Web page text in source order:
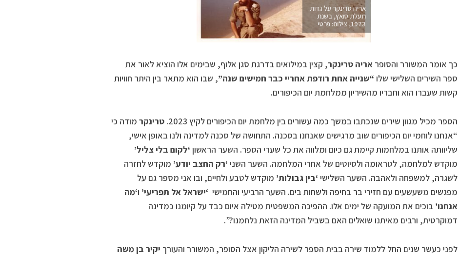
אריה טרינקר על גדות
תעלת סואץ, בשנת
1973, צילום: פרטי
כך אומר המשורר והסופר אריה טרינקר, קצין במילואים בדרגת סגן אלוף, שבימים אלו הוציא לאור את
ספר השירים השלישי שלו “שנייה אחת רודפת אחריי כבר חמישים שנה”, שבו הוא מתאר בין היתר חוויות
קשות שעברו הוא וחבריו מהשיריון ממלחמת יום הכיפורים.
הספר מכיל מגוון שירים שנכתבו במשך כמה עשורים בין מלחמת יום הכיפורים לקיץ 2023. טרינקרמודה כי
“אנחנו לוחמי יום הכיפורים שוב מרגישים שאנחנו בסכנה. התחושה של סכנה למדינה ולנו באופן אישי,
שליוותה אותנו במלחמות קיימת גם כיום ומלווה את כל שערי הספר. השער הראשון ‘לקום בלי צליל’
מוקדש למלחמה, לטראומה ולסיוטים של אחרי המלחמה. השער השני ‘רק החצב יודע’ מוקדש לחזרה
לשגרה, למשפחה ולאהבה. השער השלישי ‘בין גבולות’ מוקדש לטבע ולחיים, ובו אני מספר גם על
מפגשים משעשעים עם חזירי בר בחיפה ולשחות בים. השער הרביעי והחמישי ‘ישראל אל תפריעי’ ו‘מה
אנחנו’ בוכים את המועקה של ימים אלו. ההפיכה המשפטית מטילה איום כבד על קיומנו כמדינה
דמוקרטית, ורבים מאיתנו שואלים האם בשביל המדינה הזאת נלחמנו?”.
לפני כעשר שנים החל ללמוד שירה בבית הספר לשירה הליקון אצל הסופר, המשורר והעורך יקיר בן משה